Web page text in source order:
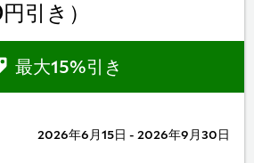
2026年6月15日 - 2026年9月30日
最大15%引き
引き）